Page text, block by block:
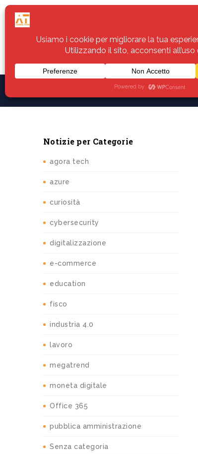
Assistenza
Notizie per Categorie
agora tech
azure
curiosità
cybersecurity
digitalizzazione
e-commerce
education
fisco
industria 4.0
lavoro
megatrend
moneta digitale
Office 365
pubblica amministrazione
Senza categoria